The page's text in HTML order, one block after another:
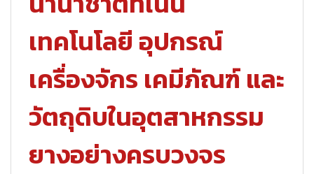
เทคโนโลยี อุปกรณ์
เครื่องจักร เคมีภัณฑ์ และ
วัตถุดิบในอุตสาหกรรม
ยางอย่างครบวงจร